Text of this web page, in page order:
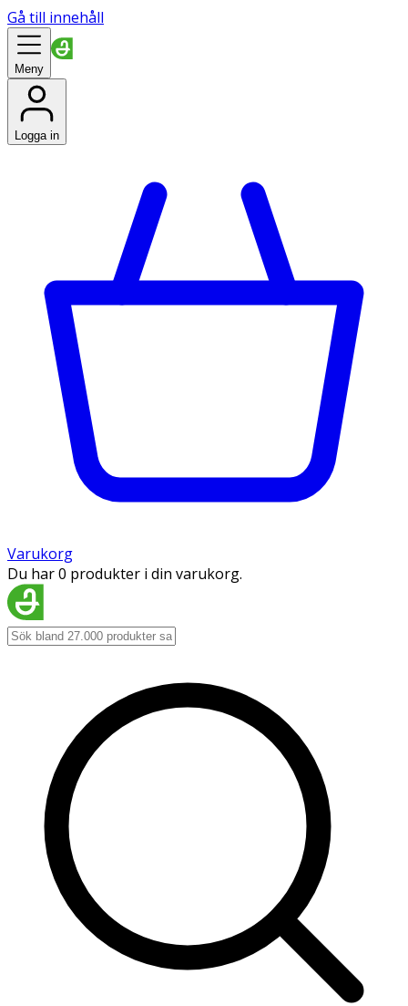
Gå till innehåll
Meny
Logga in
Varukorg
Du har 0 produkter i din varukorg.